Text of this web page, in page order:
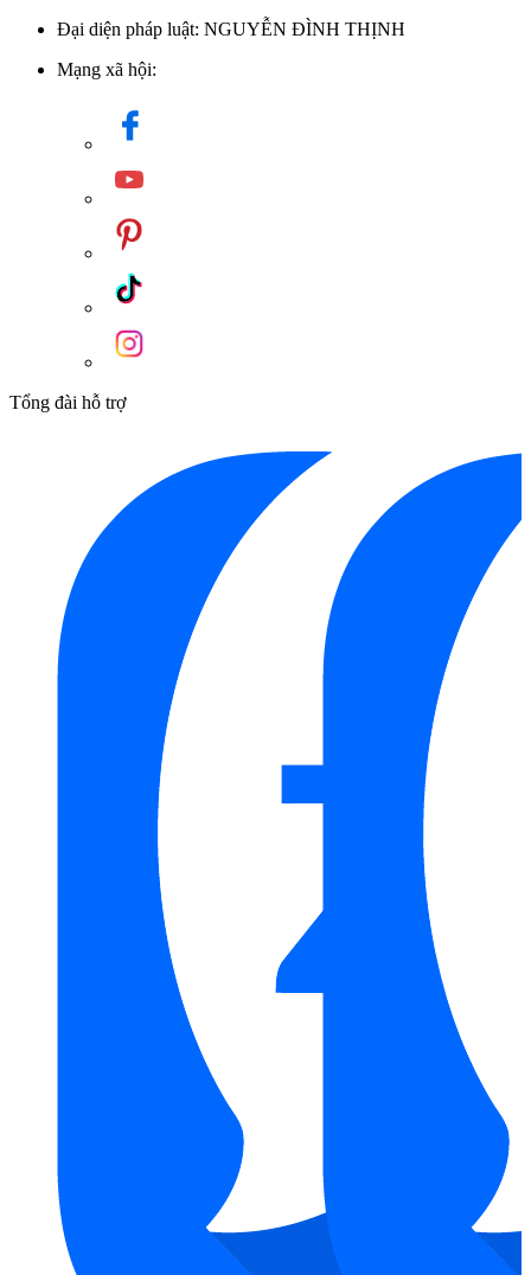
Đại diện pháp luật: NGUYỄN ĐÌNH THỊNH
Mạng xã hội:
Tổng đài hỗ trợ